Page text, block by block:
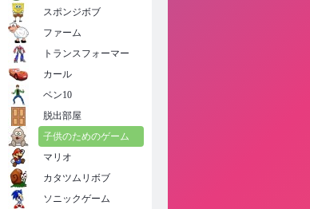
スポンジボブ
ファーム
トランスフォーマー
カール
ベン10
脱出部屋
子供のためのゲーム
マリオ
カタツムリボブ
ソニックゲーム